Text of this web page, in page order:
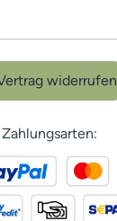
widerrufen
Zahlungsarten: